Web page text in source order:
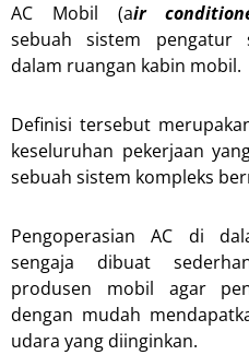
AC Mobil (air
sebuah sistem
dalam ruangan kabin mobil.
Definisi tersebut
keseluruhan pekerjaan
sebuah sistem kompleks
Pengoperasian AC di
sengaja dibuat
produsen mobil agar
dengan mudah
udara yang diinginkan.